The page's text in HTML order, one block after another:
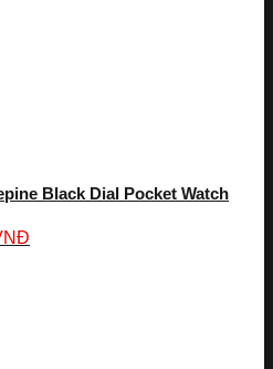
Black Dial Pocket Watch